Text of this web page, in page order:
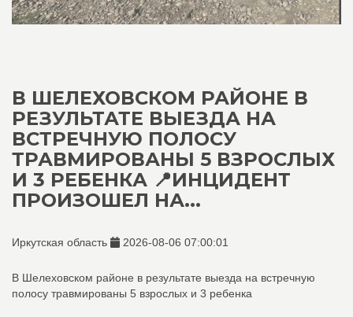
В ШЕЛЕХОВСКОМ РАЙОНЕ В
РЕЗУЛЬТАТЕ ВЫЕЗДА НА
ВСТРЕЧНУЮ ПОЛОСУ
ТРАВМИРОВАНЫ 5 ВЗРОСЛЫХ
И 3 РЕБЕНКА 📍ИНЦИДЕНТ
ПРОИЗОШЕЛ НА...
Иркутская область 2026-08-06 07:00:01
В Шелеховском районе в результате выезда на встречную
полосу травмированы 5 взрослых и 3 ребенка